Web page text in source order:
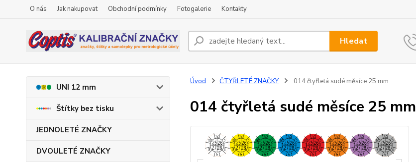
O nás Jak nakupovat Obchodní podmínky Fotogalerie Kontakty
Hledat
UNI 12 mm
Štítky bez tisku
JEDNOLETÉ ZNAČKY
DVOULETÉ ZNAČKY
Úvod ČTYŘLETÉ ZNAČKY 014 čtyřletá sudé měsíce 25 mm
014 čtyřletá sudé měsíce 25 mm